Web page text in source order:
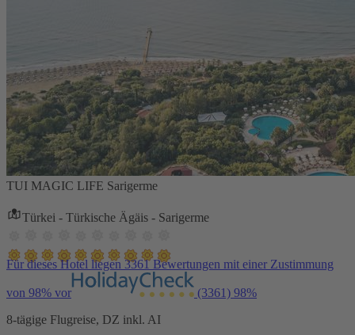
TUI MAGIC LIFE Sarigerme
Türkei - Türkische Ägäis - Sarigerme
Für dieses Hotel liegen 3361 Bewertungen mit einer Zustimmung
von 98% vor (3361) 98%
8-tägige Flugreise, DZ inkl. AI